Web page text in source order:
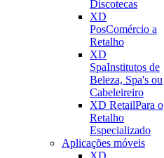
Discotecas
XD
PosComércio a
Retalho
XD
SpaInstitutos de
Beleza, Spa's ou
Cabeleireiro
XD RetailPara o
Retalho
Especializado
Aplicações móveis
XD